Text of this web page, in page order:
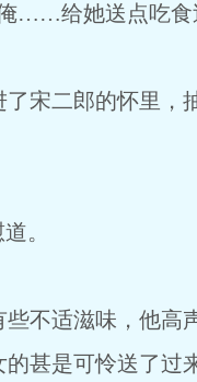
……给她送点吃食
宋二郎的怀里，
。
适滋味，他高
甚是可怜送了过